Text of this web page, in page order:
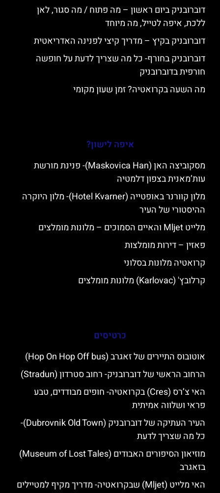
דוברובניק ביום ראשון – מה פתוח / מה סגור, לאן
ללכת, איפה לטייל, מה מיוחד
דוברובניק בקיץ – מדריך קיצי לפנינה האדריאטית
דוברובניק בחורף- כל מה שצריך לדעת על חופשה
חורפית בדוברובניק
מה השעה בקרואטיה? זמן שעון מקומי
איפה לישון?
מסקוביצה האן (Maskovica Han)- פנינת מורשת
עות’מאנית בצפון דלמטיה
מלון קוורנר באופטייה (Hotel Kvarner)- מלון היוקרה
ההיסטורי של העיר
מלייט Mljet והאיים הסמוכים – מלונות מומלצים
פאזין – דירות מומלצות
קרואטיה מלונות בסלוני
קרלובץ' (Karlovac) מלונות מומלצים
כרטיסים
אוטובוס התיירים של זאגרב (Hop On Hop Off bus)
הרחוב הראשי של דוברובניק- רחוב סטרדון (Stradun)
האי צ’רס (Cres) בקרואטיה- חופים מבודדים, טבע
פראי ושלווה אמיתית
העיר העתיקה של דוברובניק (Dubrovnik Old Town)-
כל מה שצריך לדעת
מוזיאון הסיפורים האבודים (Museum of Lost Tales)
בזאגרב
האי מלייט (Mljet) שבקרואטיה- מדריך מקיף למטיילים